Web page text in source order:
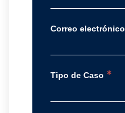
Correo electrónico
Tipo de Caso *